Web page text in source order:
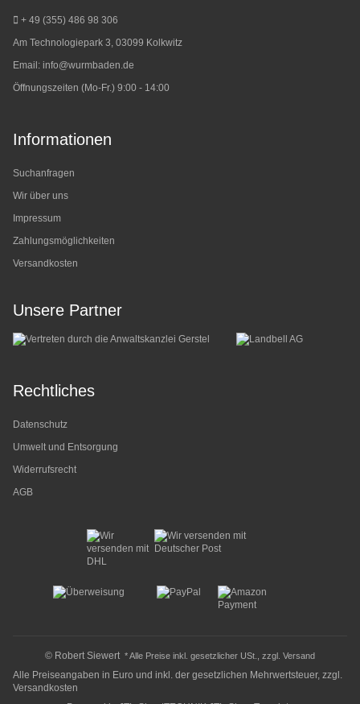
+ 49 (355) 486 98 306
Am Technologiepark 3, 03099 Kolkwitz
Email: info@wurmbaden.de
Öffnungszeiten (Mo-Fr.) 9:00 - 14:00
Informationen
Suchanfragen
Wir über uns
Impressum
Zahlungsmöglichkeiten
Versandkosten
Unsere Partner
Rechtliches
Datenschutz
Umwelt und Entsorgung
Widerrufsrecht
AGB
© Robert Siewert* Alle Preise inkl. gesetzlicher USt., zzgl. Versand
Alle Preiseangaben in Euro und inkl. der gesetzlichen Mehrwertsteuer, zzgl.
Versandkosten